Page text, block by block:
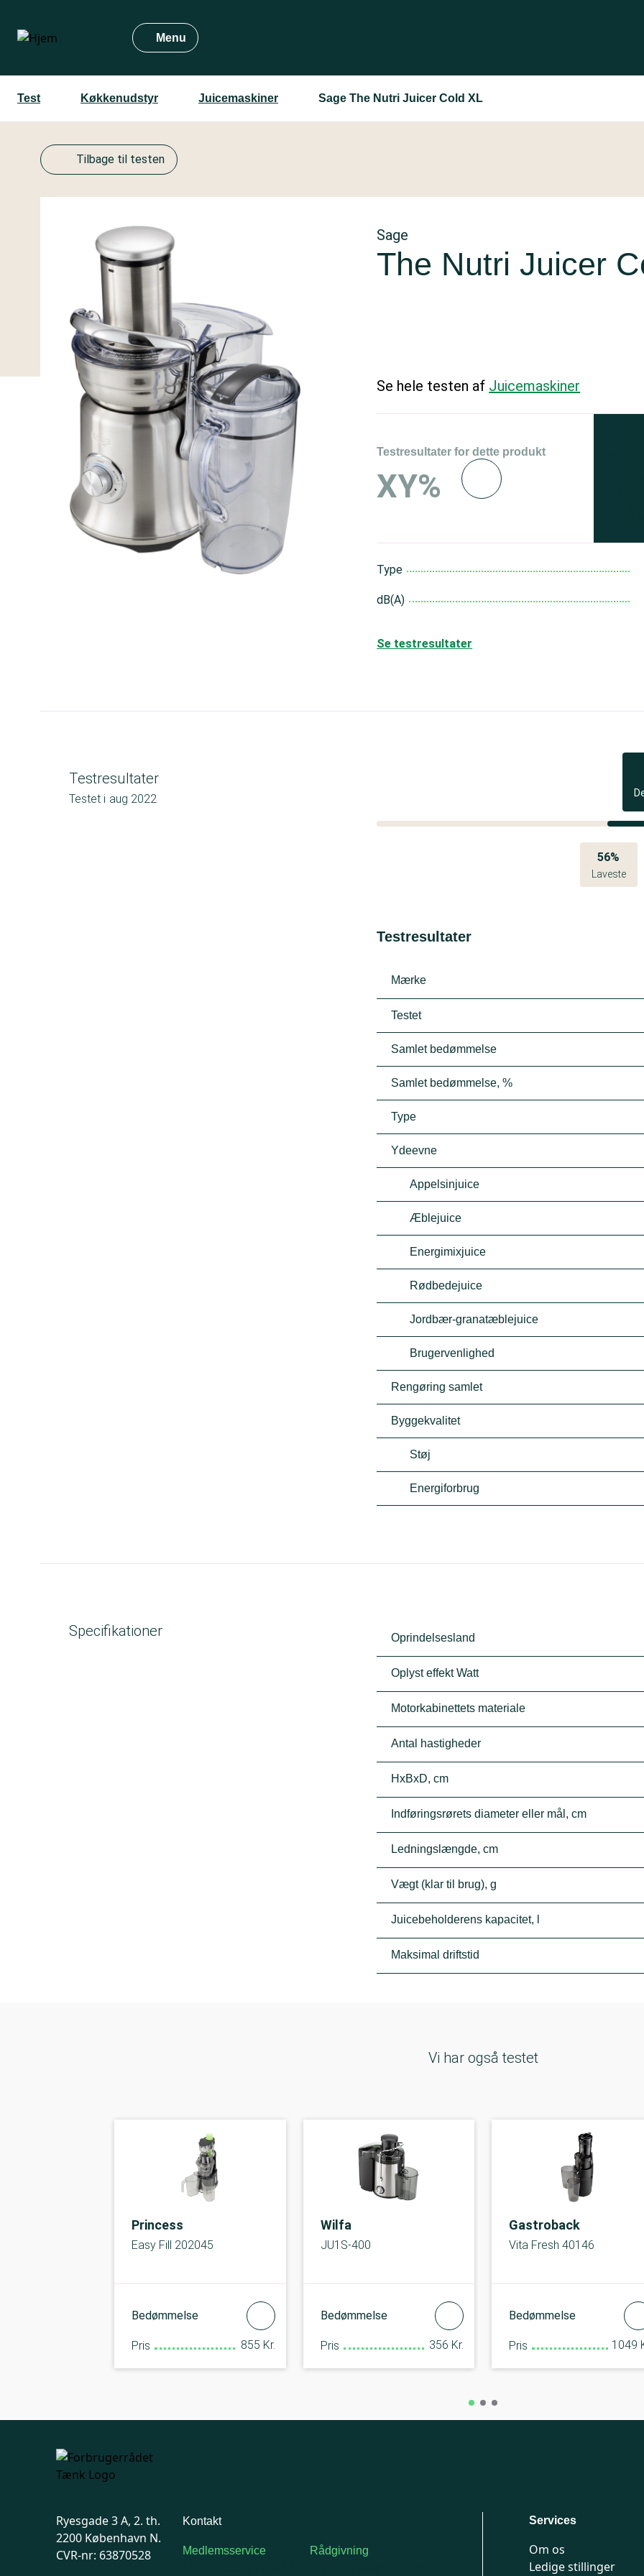
hovedindhold
Menu
Test Køkkenudstyr Juicemaskiner Sage The Nutri Juicer Cold XL
Tilbage til testen
Sage
The Nutri Juicer
Se hele testen af Juicemaskiner
Testresultater for dette produkt
XY%
Type
dB(A)
Se testresultater
Testresultater
Testet i aug 2022
56%
Laveste
Testresultater
Mærke
Testet
Samlet bedømmelse
Samlet bedømmelse, %
Type
Ydeevne
Appelsinjuice
Æblejuice
Energimixjuice
Rødbedejuice
Jordbær-granatæblejuice
Brugervenlighed
Rengøring samlet
Byggekvalitet
Støj
Energiforbrug
Specifikationer Oprindelsesland
Oplyst effekt Watt
Motorkabinettets materiale
Antal hastigheder
HxBxD, cm
Indføringsrørets diameter eller mål, cm
Ledningslængde, cm
Vægt (klar til brug), g
Juicebeholderens kapacitet, l
Maksimal driftstid
Vi har også testet
Princess
Easy Fill 202045
Bedømmelse
Pris 855 Kr.
Wilfa
JU1S-400
Bedømmelse
Pris 356 Kr.
Gastroback
Vita Fresh 40146
Bedømmelse
Pris 1049
Ryesgade 3 A, 2. th.
2200 København N.
CVR-nr: 63870528
Kontakt
Medlemsservice Rådgivning
Services
Om os
Ledige stillinger